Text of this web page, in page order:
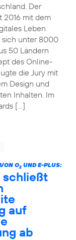
Der
2016 mit dem
Leben
sich unter 8000
50 Ländern
des Online-
die Jury mit
Design und
Inhalten. Im
[…]
O2UND E-PLUS:
schließt
auf
ab